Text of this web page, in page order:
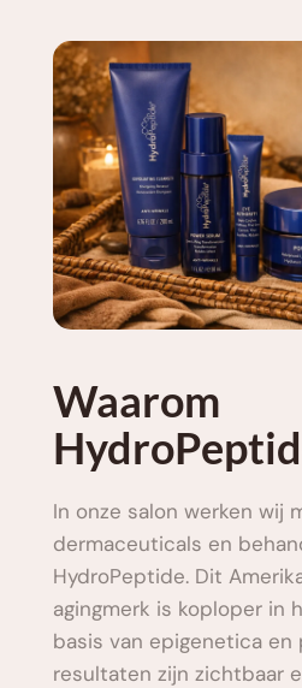
Waarom
In onze salon werken wij
dermaceuticals en
HydroPeptide. Dit
agingmerk is koploper in
basis van epigenetica en
resultaten zijn zichtbaar